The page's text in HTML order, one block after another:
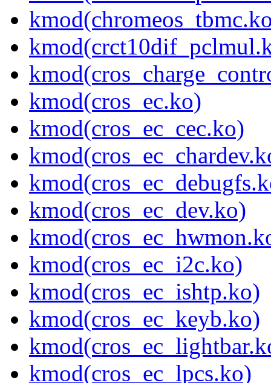
kmod(cros_ec.ko)
kmod(cros_ec_cec.ko)
kmod(cros_ec_dev.ko)
kmod(cros_ec_i2c.ko)
kmod(cros_ec_ishtp.ko)
kmod(cros_ec_keyb.ko)
kmod(cros_ec_lpcs.ko)